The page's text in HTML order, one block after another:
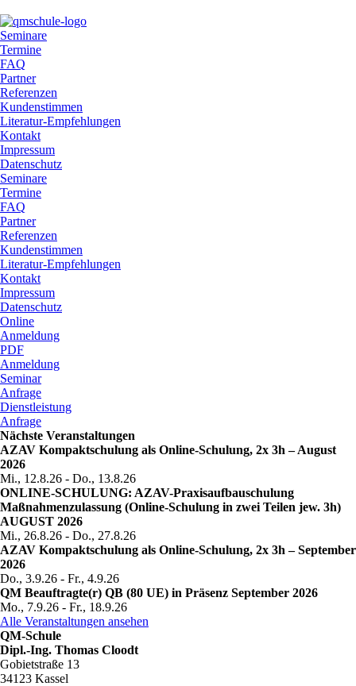
Seminare
Termine
FAQ
Partner
Referenzen
Kundenstimmen
Literatur-Empfehlungen
Kontakt
Impressum
Datenschutz
Seminare
Termine
FAQ
Partner
Referenzen
Kundenstimmen
Literatur-Empfehlungen
Kontakt
Impressum
Datenschutz
Online
Anmeldung
PDF
Anmeldung
Seminar
Anfrage
Dienstleistung
Anfrage
Nächste Veranstaltungen
AZAV Kompaktschulung als Online-Schulung, 2x 3h – August
2026
Mi., 12.8.26 - Do., 13.8.26
ONLINE-SCHULUNG: AZAV-Praxisaufbauschulung
Maßnahmenzulassung (Online-Schulung in zwei Teilen jew. 3h)
AUGUST 2026
Mi., 26.8.26 - Do., 27.8.26
AZAV Kompaktschulung als Online-Schulung, 2x 3h – September
2026
Do., 3.9.26 - Fr., 4.9.26
QM Beauftragte(r) QB (80 UE) in Präsenz September 2026
Mo., 7.9.26 - Fr., 18.9.26
Alle Veranstaltungen ansehen
QM-Schule
Dipl.-Ing. Thomas Cloodt
Gobietstraße 13
34123 Kassel